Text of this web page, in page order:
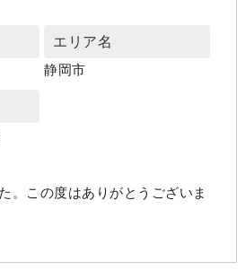
エリア名
静岡市
。この度はありがとうございま